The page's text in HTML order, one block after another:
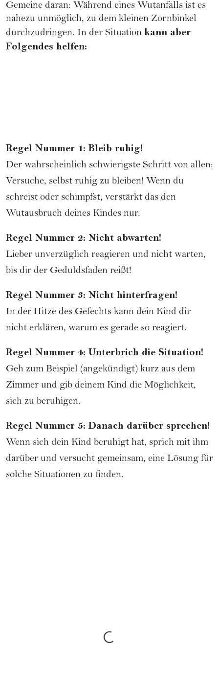
Gemeine daran: Während eines Wutanfalls ist es
nahezu unmöglich, zu dem kleinen Zornbinkel
durchzudringen. In der Situation kann aber
Folgendes helfen:
Regel Nummer 1: Bleib ruhig!
Der wahrscheinlich schwierigste Schritt von allen:
Versuche, selbst ruhig zu bleiben! Wenn du
schreist oder schimpfst, verstärkt das den
Wutausbruch deines Kindes nur.
Regel Nummer 2: Nicht abwarten!
Lieber unverzüglich reagieren und nicht warten,
bis dir der Geduldsfaden reißt!
Regel Nummer 3: Nicht hinterfragen!
In der Hitze des Gefechts kann dein Kind dir
nicht erklären, warum es gerade so reagiert.
Regel Nummer 4: Unterbrich die Situation!
Geh zum Beispiel (angekündigt) kurz aus dem
Zimmer und gib deinem Kind die Möglichkeit,
sich zu beruhigen.
Regel Nummer 5: Danach darüber sprechen!
Wenn sich dein Kind beruhigt hat, sprich mit ihm
darüber und versucht gemeinsam, eine Lösung für
solche Situationen zu finden.